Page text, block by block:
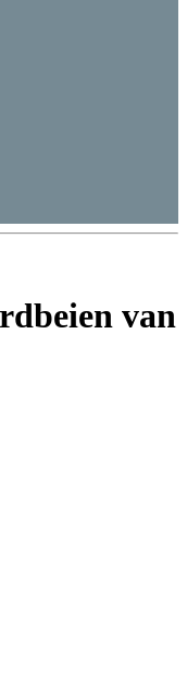
van